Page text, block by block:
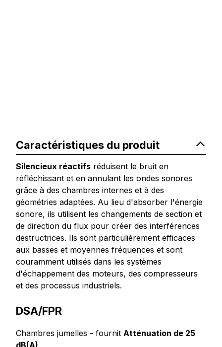
Caractéristiques du produit
Silencieux réactifs réduisent le bruit en
réfléchissant et en annulant les ondes sonores
grâce à des chambres internes et à des
géométries adaptées. Au lieu d'absorber l'énergie
sonore, ils utilisent les changements de section et
de direction du flux pour créer des interférences
destructrices. Ils sont particulièrement efficaces
aux basses et moyennes fréquences et sont
couramment utilisés dans les systèmes
d'échappement des moteurs, des compresseurs
et des processus industriels.
DSA/FPR
Chambres jumelles - fournit Atténuation de 25
dB(A)